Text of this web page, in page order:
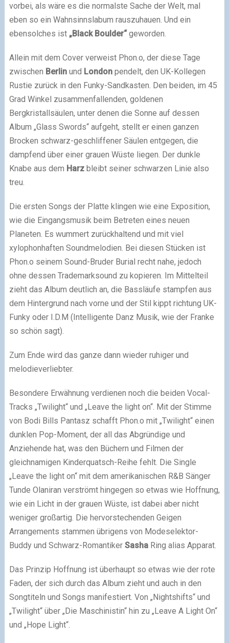
vorbei, als wäre es die normalste Sache der Welt, mal
eben so ein Wahnsinnslabum rauszuhauen. Und ein
ebensolches ist „Black Boulder“geworden.
Allein mit dem Cover verweist Phon.o, der diese Tage
zwischen Berlinund Londonpendelt, den UK-Kollegen
Rustie zurück in den Funky-Sandkasten. Den beiden, im 45
Grad Winkel zusammenfallenden, goldenen
Bergkristallsäulen, unter denen die Sonne auf dessen
Album „Glass Swords“ aufgeht, stellt er einen ganzen
Brocken schwarz-geschliffener Säulen entgegen, die
dampfend über einer grauen Wüste liegen. Der dunkle
Knabe aus dem Harzbleibt seiner schwarzen Linie also
treu.
Die ersten Songs der Platte klingen wie eine Exposition,
wie die Eingangsmusik beim Betreten eines neuen
Planeten. Es wummert zurückhaltend und mit viel
xylophonhaften Soundmelodien. Bei diesen Stücken ist
Phon.o seinem Sound-Bruder Burial recht nahe, jedoch
ohne dessen Trademarksound zu kopieren. Im Mittelteil
zieht das Album deutlich an, die Bassläufe stampfen aus
dem Hintergrund nach vorne und der Stil kippt richtung UK-
Funky oder I.D.M (Intelligente Danz Musik, wie der Franke
so schön sagt).
Zum Ende wird das ganze dann wieder ruhiger und
melodieverliebter.
Besondere Erwähnung verdienen noch die beiden Vocal-
Tracks „Twilight“ und „Leave the light on“. Mit der Stimme
von Bodi Bills Pantasz schafft Phon.o mit „Twilight“ einen
dunklen Pop-Moment, der all das Abgründige und
Anziehende hat, was den Büchern und Filmen der
gleichnamigen Kinderquatsch-Reihe fehlt. Die Single
„Leave the light on“ mit dem amerikanischen R&B Sänger
Tunde Olaniran verströmt hingegen so etwas wie Hoffnung,
wie ein Licht in der grauen Wüste, ist dabei aber nicht
weniger großartig. Die hervorstechenden Geigen
Arrangements stammen übrigens von Modeselektor-
Buddy und Schwarz-Romantiker SashaRing alias Apparat.
Das Prinzip Hoffnung ist überhaupt so etwas wie der rote
Faden, der sich durch das Album zieht und auch in den
Songtiteln und Songs manifestiert. Von „Nightshifts“ und
„Twilight“ über „Die Maschinistin“ hin zu „Leave A Light On“
und „Hope Light“.